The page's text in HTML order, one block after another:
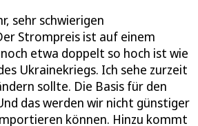
sehr schwierigen
Strompreis ist auf einem
etwa doppelt so hoch ist wie
Ukrainekriegs. Ich sehe zurzeit
sollte. Die Basis für den
das werden wir nicht günstiger
können. Hinzu kommt